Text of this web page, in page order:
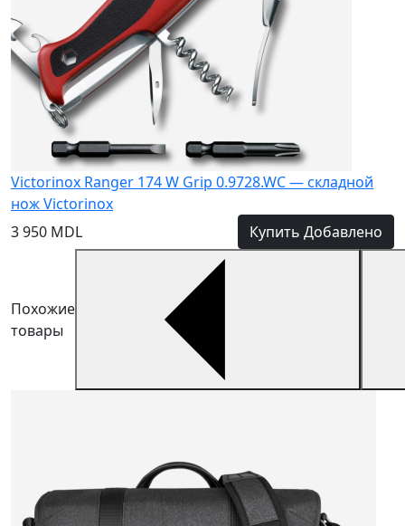
Victorinox Ranger 174 W Grip 0.9728.WC — складной
нож Victorinox
3 950 MDL
Купить Добавлено
Похожие
товары